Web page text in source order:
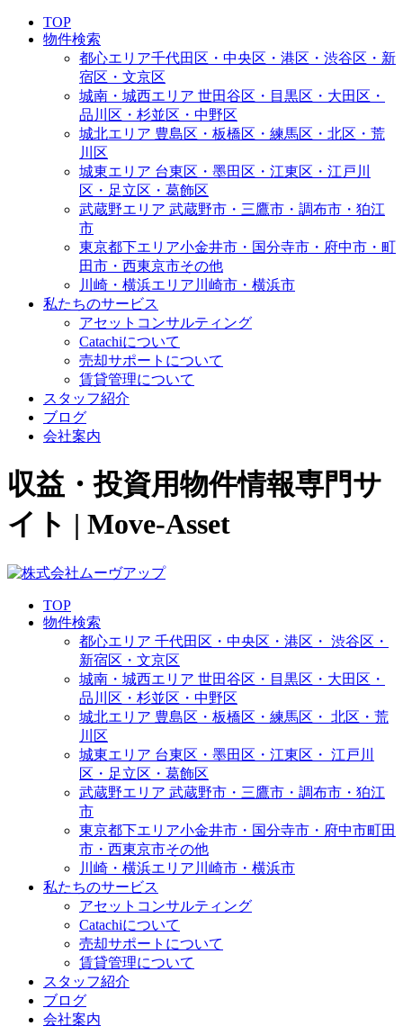
TOP
物件検索
都心エリア千代田区・中央区・港区・渋谷区・新
宿区・文京区
城南・城西エリア 世田谷区・目黒区・大田区・
品川区・杉並区・中野区
城北エリア 豊島区・板橋区・練馬区・北区・荒
川区
城東エリア 台東区・墨田区・江東区・江戸川
区・足立区・葛飾区
武蔵野エリア 武蔵野市・三鷹市・調布市・狛江
市
東京都下エリア小金井市・国分寺市・府中市・町
田市・西東京市その他
川崎・横浜エリア 川崎市・横浜市
私たちのサービス
アセットコンサルティング
Catachiについて
売却サポートについて
賃貸管理について
スタッフ紹介
ブログ
会社案内
収益・投資用物件情報専門サ
イト | Move-Asset
TOP
物件検索
都心エリア 千代田区・中央区・港区・ 渋谷区・
新宿区・文京区
城南・城西エリア 世田谷区・目黒区・大田区・
品川区・杉並区・中野区
城北エリア 豊島区・板橋区・練馬区・ 北区・荒
川区
城東エリア 台東区・墨田区・江東区・ 江戸川
区・足立区・葛飾区
武蔵野エリア 武蔵野市・三鷹市・調布市・ 狛江
市
東京都下エリア小金井市・国分寺市・府中市町田
市・西東京市その他
川崎・横浜エリア 川崎市・横浜市
私たちのサービス
アセットコンサルティング
Catachiについて
売却サポートについて
賃貸管理について
スタッフ紹介
ブログ
会社案内